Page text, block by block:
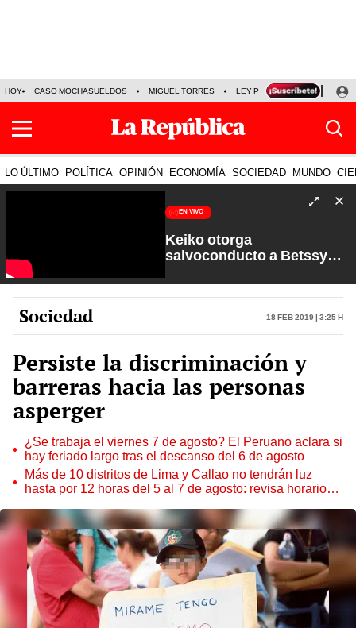
HOY CASO MOCHASUELDOS MIGUEL TORRES LEY PULPÍN PRECIO DEL
LO ÚLTIMO POLÍTICA OPINIÓN ECONOMÍA SOCIEDAD MUNDO
EN VIVO
Keiko otorga
salvoconducto a Betssy
Petroperú | Sin Guion con
Rosa María Palacios
Sociedad 18 Feb 2019 | 3:25 h
Persiste la discriminación y
barreras hacia las personas
asperger
¿Se trabaja el viernes 7 de agosto? El Peruano aclara si
hay feriado largo tras el descanso del 6 de agosto
Más de 10 distritos de Lima y Callao no tendrán luz
hasta por 12 horas del 5 al 7 de agosto: revisa horarios y